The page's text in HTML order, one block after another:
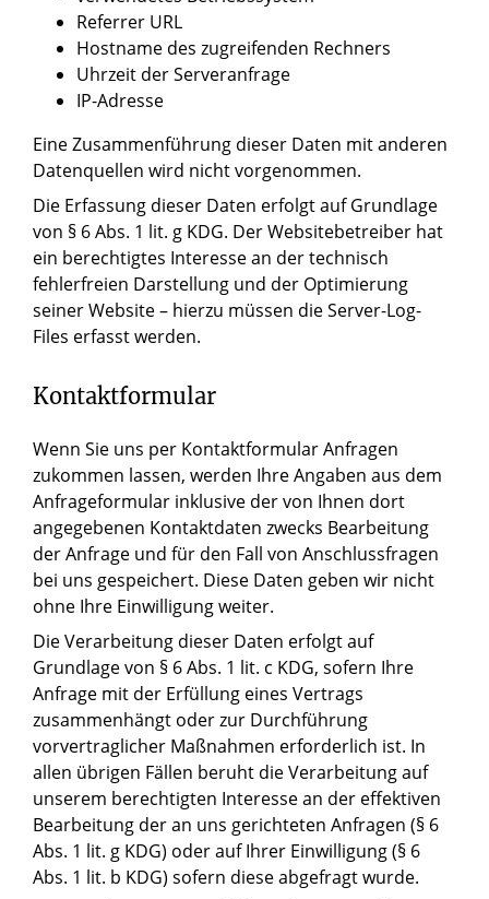
Referrer URL
Hostname des zugreifenden Rechners
Uhrzeit der Serveranfrage
IP-Adresse
Eine Zusammenführung dieser Daten mit anderen
Datenquellen wird nicht vorgenommen.
Die Erfassung dieser Daten erfolgt auf Grundlage
von § 6 Abs. 1 lit. g KDG. Der Websitebetreiber hat
ein berechtigtes Interesse an der technisch
fehlerfreien Darstellung und der Optimierung
seiner Website – hierzu müssen die Server-Log-
Files erfasst werden.
Kontaktformular
Wenn Sie uns per Kontaktformular Anfragen
zukommen lassen, werden Ihre Angaben aus dem
Anfrageformular inklusive der von Ihnen dort
angegebenen Kontaktdaten zwecks Bearbeitung
der Anfrage und für den Fall von Anschlussfragen
bei uns gespeichert. Diese Daten geben wir nicht
ohne Ihre Einwilligung weiter.
Die Verarbeitung dieser Daten erfolgt auf
Grundlage von § 6 Abs. 1 lit. c KDG, sofern Ihre
Anfrage mit der Erfüllung eines Vertrags
zusammenhängt oder zur Durchführung
vorvertraglicher Maßnahmen erforderlich ist. In
allen übrigen Fällen beruht die Verarbeitung auf
unserem berechtigten Interesse an der effektiven
Bearbeitung der an uns gerichteten Anfragen (§ 6
Abs. 1 lit. g KDG) oder auf Ihrer Einwilligung (§ 6
Abs. 1 lit. b KDG) sofern diese abgefragt wurde.